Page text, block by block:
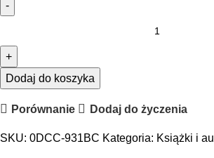
Dodaj do koszyka
Porównanie Dodaj do życzenia
SKU: 0DCC-931BC Kategoria: Książki i